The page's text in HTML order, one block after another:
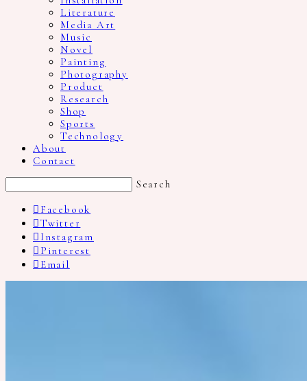
Literature
Media Art
Music
Novel
Painting
Photography
Product
Research
Shop
Sports
Technology
About
Contact
Search
Facebook
Twitter
Instagram
Pinterest
Email